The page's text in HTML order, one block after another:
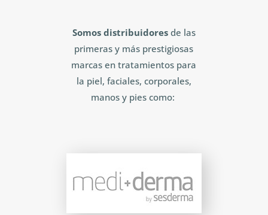
Somos distribuidores de las
primeras y más prestigiosas
marcas en tratamientos para
la piel, faciales, corporales,
manos y pies como: